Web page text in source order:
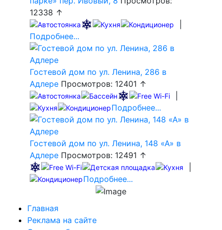
12338 ↑
Подробнее...
Гостевой дом по ул. Ленина, 286 в
Адлере Просмотров: 12401 ↑
Подробнее...
Гостевой дом по ул. Ленина, 148 «А» в
Адлере Просмотров: 12491 ↑
Подробнее...
Главная
Реклама на сайте